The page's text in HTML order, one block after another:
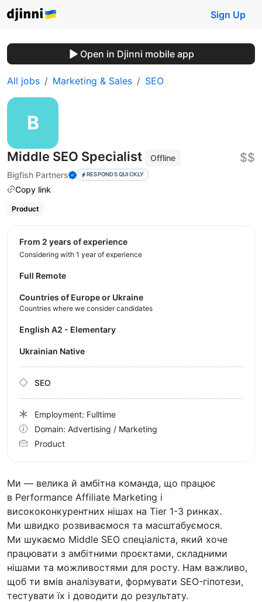
Sign Up
Open in Djinni mobile app
All jobs Marketing & Sales SEO
Middle SEO Specialist
Offline
Bigfish Partners
RESPONDS QUICKLY
Copy link
$$
Product
Ми — велика й амбітна команда, що працює
в Performance Affiliate Marketing і
висококонкурентних нішах на Tier 1-3 ринках.
Ми швидко розвиваємося та масштабуємося.
Ми шукаємо Middle SEO спеціаліста, який хоче
працювати з амбітними проєктами, складними
нішами та можливостями для росту. Нам важливо,
щоб ти вмів аналізувати, формувати SEO-гіпотези,
тестувати їх і доводити до результату.
from 2 years of experience
Considering with 1 year of experience
Full Remote
Countries of Europe or Ukraine
Countries where we consider candidates
English A2 - Elementary
Ukrainian Native
SEO
Employment: Fulltime
Domain: Advertising / Marketing
Product